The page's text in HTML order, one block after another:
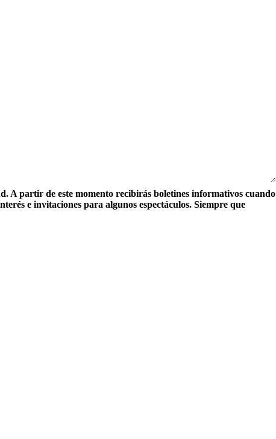
A partir de este momento recibirás boletines informativos cuando
e invitaciones para algunos espectáculos. Siempre que